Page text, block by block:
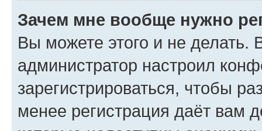
Зачем мне вообще нужно
Вы можете этого и не делать.
администратор настроил
зарегистрироваться, чтобы
менее регистрация даёт вам